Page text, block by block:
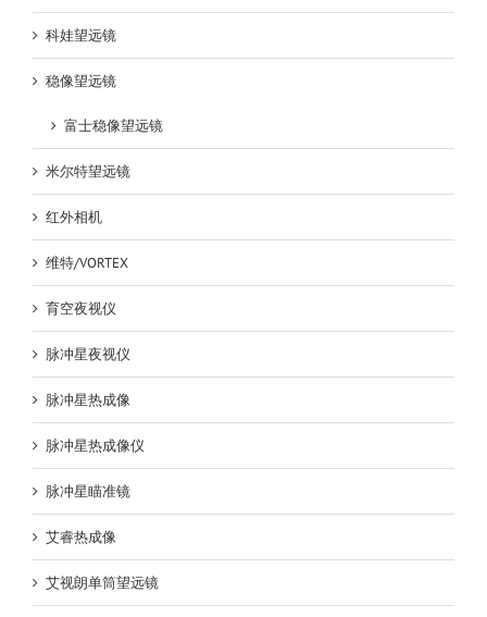
科娃望远镜
稳像望远镜
富士稳像望远镜
米尔特望远镜
红外相机
维特/VORTEX
育空夜视仪
脉冲星夜视仪
脉冲星热成像
脉冲星热成像仪
脉冲星瞄准镜
艾睿热成像
艾视朗单筒望远镜